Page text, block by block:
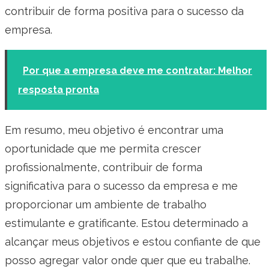
contribuir de forma positiva para o sucesso da
empresa.
Por que a empresa deve me contratar: Melhor
resposta pronta
Em resumo, meu objetivo é encontrar uma
oportunidade que me permita crescer
profissionalmente, contribuir de forma
significativa para o sucesso da empresa e me
proporcionar um ambiente de trabalho
estimulante e gratificante. Estou determinado a
alcançar meus objetivos e estou confiante de que
posso agregar valor onde quer que eu trabalhe.